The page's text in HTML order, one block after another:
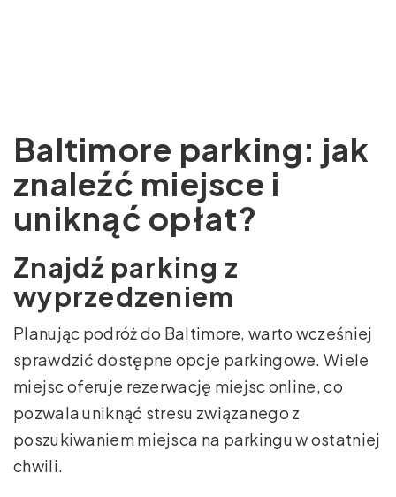
Baltimore parking: jak
znaleźć miejsce i
uniknąć opłat?
Znajdź parking z
wyprzedzeniem
Planując podróż do Baltimore, warto wcześniej
sprawdzić dostępne opcje parkingowe. Wiele
miejsc oferuje rezerwację miejsc online, co
pozwala uniknąć stresu związanego z
poszukiwaniem miejsca na parkingu w ostatniej
chwili.